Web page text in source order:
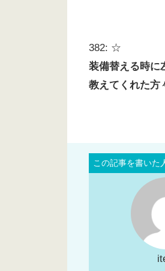
382: ☆
装備替える時に
教えてくれた方